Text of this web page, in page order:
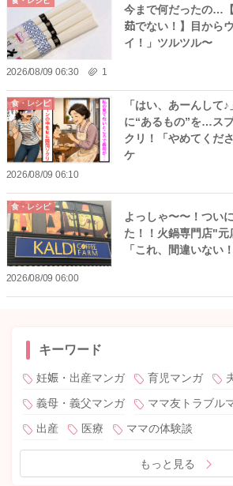
今まで何だったの…
茹でない！】目から
イ！」ツルツル〜
2026/08/09 06:30 1
食・レシピ
「はい、あーんして
に“あるもの”を…ス
クリ！「やめてくだ
ケ
2026/08/09 06:10
食・レシピ
よっしゃ〜〜！つい
た！！火鍋専門店"
「これ、間違いない
2026/08/09 06:00
キーワード
妊娠・出産マンガ 育児マンガ
義母・義父マンガ
ママ友トラブル
出産
医療 ママの体験談
もっと見る